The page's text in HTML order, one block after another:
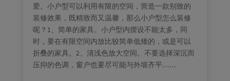
爱。小户型可以利用有限的空间，营造一款别致的
装修效果，既精致而又温馨，那么小户型怎么装修
呢？1、简单的家具。小户型内摆设不能太多，同
时，要在有限空间内放比较简单低矮的，或是可以
折叠的家具。2、清浅色放大空间。不要选择深沉而
压抑的色调，窗户也要尽可能与外墙齐平……